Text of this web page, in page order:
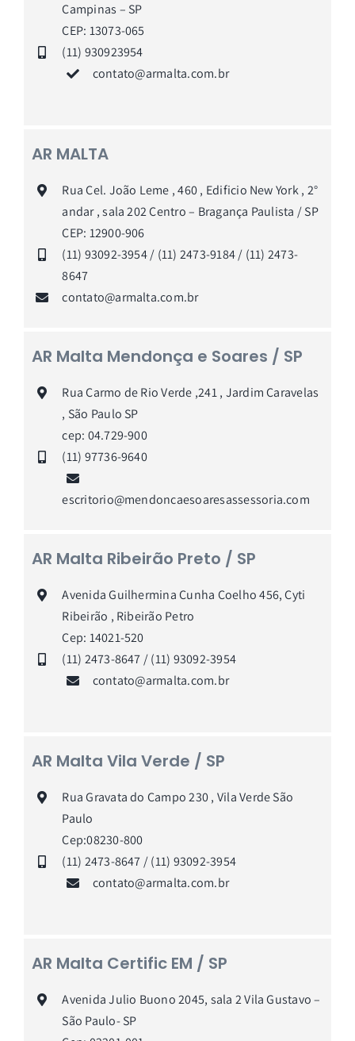
Campinas – SP
CEP: 13073-065
(11) 930923954
contato@armalta.com.br
AR MALTA
Rua Cel. João Leme , 460 , Edificio New York , 2°
andar , sala 202Centro – Bragança Paulista / SP
CEP: 12900-906
(11) 93092-3954 / (11) 2473-9184 / (11) 2473-
8647
contato@armalta.com.br
AR Malta Mendonça e Soares / SP
Rua Carmo de Rio Verde ,241 , Jardim Caravelas
, São Paulo SP
cep: 04.729-900
(11) 97736-9640
escritorio@mendoncaesoaresassessoria.com
AR Malta Ribeirão Preto / SP
Avenida Guilhermina Cunha Coelho 456, Cyti
Ribeirão , Ribeirão Petro
Cep: 14021-520
(11) 2473-8647 / (11) 93092-3954
contato@armalta.com.br
AR Malta Vila Verde / SP
Rua Gravata do Campo 230 , Vila Verde São
Paulo
Cep:08230-800
(11) 2473-8647 / (11) 93092-3954
contato@armalta.com.br
AR Malta Certific EM / SP
Avenida Julio Buono 2045, sala 2 Vila Gustavo –
São Paulo- SP